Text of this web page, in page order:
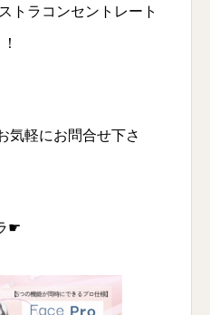
トラコンセントレート
気軽にお問合せ下さ
☛